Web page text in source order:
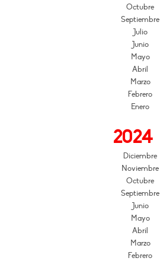
Octubre
Septiembre
Julio
Junio
Mayo
Abril
Marzo
Febrero
Enero
2024
Diciembre
Noviembre
Octubre
Septiembre
Junio
Mayo
Abril
Marzo
Febrero